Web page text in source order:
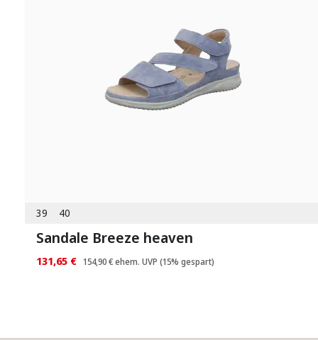
39 40
Sandale Breeze heaven
131,65 € 154,90 €ehem. UVP (15% gespart)